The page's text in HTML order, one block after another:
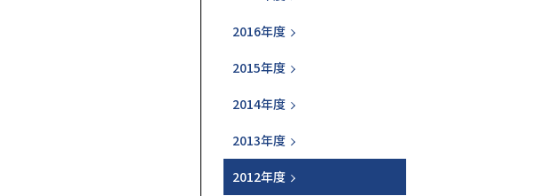
2016年度
2015年度
2014年度
2013年度
2012年度